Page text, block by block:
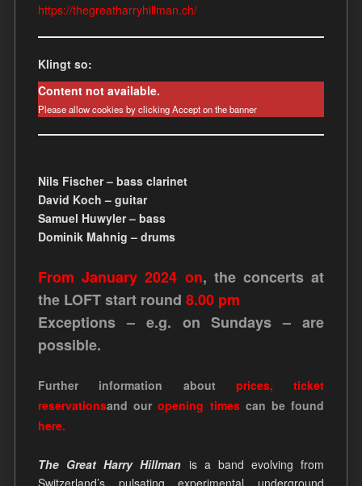
https://thegreatharryhillman.ch/
Klingt so:
Content not available.
Please allow cookies by clicking Accept on the banner
Nils Fischer – bass clarinet
David Koch – guitar
Samuel Huwyler – bass
Dominik Mahnig – drums
From January 2024 on, the concerts at
the LOFT start round8.00 pm
Exceptions – e.g. on Sundays – are
possible.
Further information about prices, ticket
reservationsand ouropening timescan be found
here.
The Great Harry Hillman is a band evolving from
Switzerland’s pulsating experimental underground